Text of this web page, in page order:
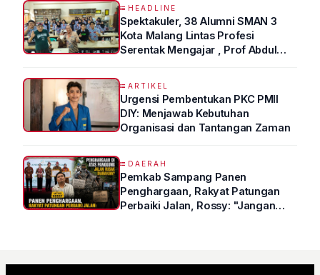
HEADLINE
Spektakuler, 38 Alumni SMAN 3
Kota Malang Lintas Profesi
Serentak Mengajar , Prof Abdul
ARTIKEL
Urgensi Pembentukan PKC PMII
DIY: Menjawab Kebutuhan
Organisasi dan Tantangan Zaman
DAERAH
Pemkab Sampang Panen
Penghargaan, Rakyat Patungan
Perbaiki Jalan, Rossy: "Jangan